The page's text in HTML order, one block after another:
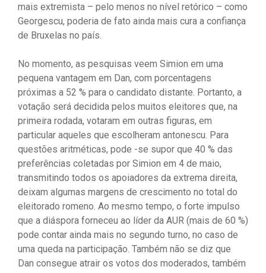
mais extremista – pelo menos no nível retórico – como
Georgescu, poderia de fato ainda mais cura a confiança
de Bruxelas no país.
No momento, as pesquisas veem Simion em uma
pequena vantagem em Dan, com porcentagens
próximas a 52 % para o candidato distante. Portanto, a
votação será decidida pelos muitos eleitores que, na
primeira rodada, votaram em outras figuras, em
particular aqueles que escolheram antonescu. Para
questões aritméticas, pode -se supor que 40 % das
preferências coletadas por Simion em 4 de maio,
transmitindo todos os apoiadores da extrema direita,
deixam algumas margens de crescimento no total do
eleitorado romeno. Ao mesmo tempo, o forte impulso
que a diáspora forneceu ao líder da AUR (mais de 60 %)
pode contar ainda mais no segundo turno, no caso de
uma queda na participação. Também não se diz que
Dan consegue atrair os votos dos moderados, também